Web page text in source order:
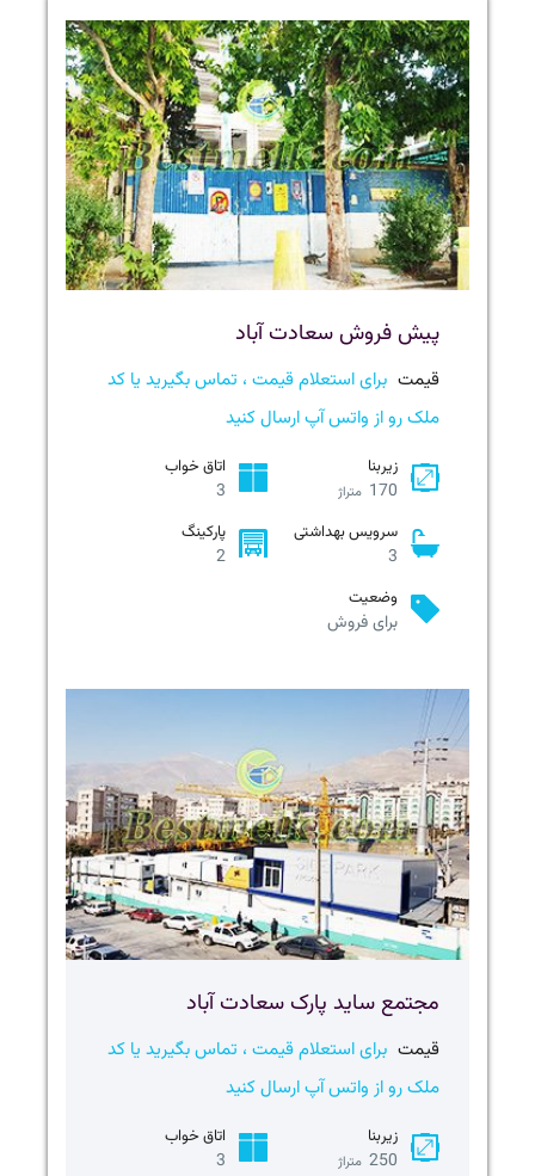
پیش فروش سعادت آباد
قیمت برای استعلام قیمت ، تماس بگیرید یا کد
ملک رو از واتس آپ ارسال کنید
زیربنا
170 متراژ
اتاق خواب
3
سرویس بهداشتی
3
پارکینگ
2
وضعیت
برای فروش
مجتمع ساید پارک سعادت آباد
قیمت برای استعلام قیمت ، تماس بگیرید یا کد
ملک رو از واتس آپ ارسال کنید
زیربنا
250 متراژ
اتاق خواب
3